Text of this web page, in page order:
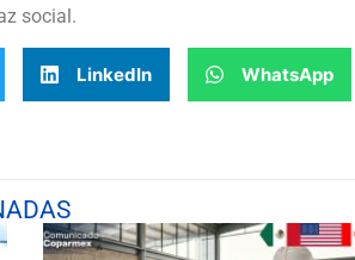
social.
LinkedIn WhatsApp